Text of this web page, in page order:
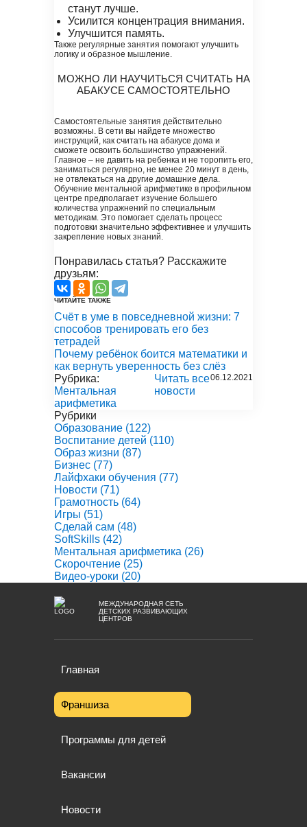
станут лучше.
Усилится концентрация внимания.
Улучшится память.
Также регулярные занятия помогают улучшить
логику и образное мышление.
МОЖНО ЛИ НАУЧИТЬСЯ СЧИТАТЬ НА
АБАКУСЕ САМОСТОЯТЕЛЬНО
Самостоятельные занятия действительно
возможны. В сети вы найдете множество
инструкций, как считать на абакусе дома и
сможете освоить большинство упражнений.
Главное – не давить на ребенка и не торопить его,
заниматься регулярно, не менее 20 минут в день,
не отвлекаться на другие домашние дела.
Обучение ментальной арифметике в профильном
центре предполагает изучение большего
количества упражнений по специальным
методикам. Это помогает сделать процесс
подготовки значительно эффективнее и улучшить
закрепление новых знаний.
Понравилась статья? Расскажите
друзьям:
ЧИТАЙТЕ ТАКЖЕ
Счёт в уме в повседневной жизни: 7
способов тренировать его без
тетрадей
Почему ребёнок боится математики и
как вернуть уверенность без слёз
Рубрика:
Ментальная
арифметика
Читать все
новости
06.12.2021
Рубрики
Образование (122)
Воспитание детей (110)
Образ жизни (87)
Бизнес (77)
Лайфхаки обучения (77)
Новости (71)
Грамотность (64)
Игры (51)
Сделай сам (48)
SoftSkills (42)
Ментальная арифметика (26)
Скорочтение (25)
Видео-уроки (20)
МЕЖДУНАРОДНАЯ СЕТЬ
ДЕТСКИХ РАЗВИВАЮЩИХ
ЦЕНТРОВ
Главная
Франшиза
Программы для детей
Вакансии
Новости